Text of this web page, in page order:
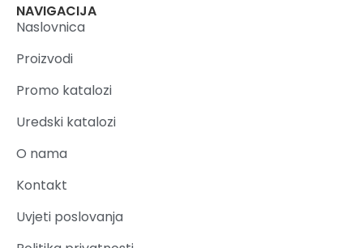
NAVIGACIJA
Naslovnica
Proizvodi
Promo katalozi
Uredski katalozi
O nama
Kontakt
Uvjeti poslovanja